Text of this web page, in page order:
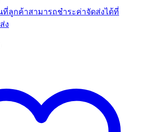
ที่ลูกค้าสามารถชำระค่าจัดส่งได้ที่
ง